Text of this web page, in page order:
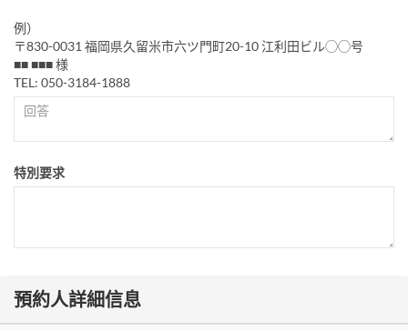
例）
〒830-0031 福岡県久留米市六ツ門町20-10 江利田ビル◯◯号
■■ ■■■ 様
TEL: 050-3184-1888
特別要求
預約人詳細信息